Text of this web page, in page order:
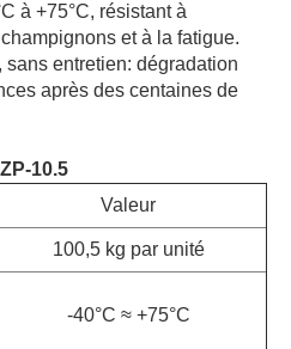
à +75°C, résistant à
et à la fatigue.
entretien: dégradation
après des centaines de
Valeur
100,5 kg par unité
-40°C ≈ +75°C